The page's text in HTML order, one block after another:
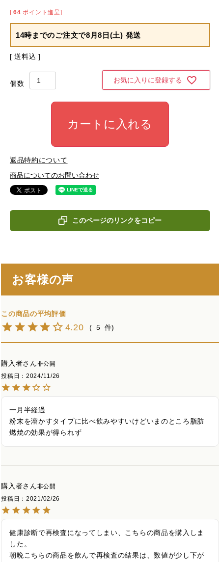
[ 64 ポイント進呈]
14時までのご注文で8月8日(土) 発送
送料込
お気に入りに登録する
カートに入れる
返品特約について
商品についてのお問い合わせ
このページのリンクをコピー
お客様の声
4.20 5
購入者
非公開
投稿日
2024/11/26
一月半経過
粉末を溶かすタイプに比べ飲みやすいけどいまのところ脂肪
燃焼の効果が得られず
購入者
非公開
投稿日
2021/02/26
健康診断で再検査になってしまい、こちらの商品を購入しま
した。
朝晩こちらの商品を飲んで再検査の結果は、数値が少し下が